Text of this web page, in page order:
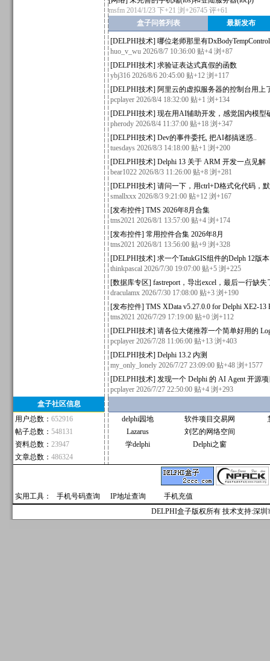
msfm 2014/1/23 下+21 浏+26745 评+61
盒子问答列表
最新发布
[DELPHI技术] 哪位老师那里有
huo_v_wu 2026/8/7 10:36:00 贴+4 浏+87
[DELPHI技术] 求验证表达式真假的函数
ybj316 2026/8/6 20:45:00 贴+12 浏+117
[DELPHI技术] 阿里云的虚拟服务器的控制台用上
pcplayer 2026/8/4 18:32:00 贴+1 浏+134
[DELPHI技术] 现在用AI辅助开发，感觉国内模型
pherody 2026/8/4 11:37:00 贴+18 浏+347
[DELPHI技术] Dev的事件委托, 把AI都搞迷惑..
tuesdays 2026/8/3 14:18:00 贴+1 浏+200
[DELPHI技术] Delphi 13 关于 ARM 开发一点见解
bear1022 2026/8/3 11:26:00 贴+8 浏+281
[DELPHI技术] 请问一下，用ctrl+D格式化代码，
smallxxx 2026/8/3 9:21:00 贴+12 浏+167
[发布控件] TMS 2026年8月合集
tms2021 2026/8/1 13:57:00 贴+4 浏+174
[发布控件] 常用控件合集 2026年8月
tms2021 2026/8/1 13:56:00 贴+9 浏+328
[DELPHI技术] 求一个TatukGIS组件的Delph 12版
thinkpascal 2026/7/30 19:07:00 贴+5 浏+225
[数据库专区] fastreport，导出excel，最后一行缺失
draculamx 2026/7/30 17:08:00 贴+3 浏+190
[发布控件] TMS XData v5.27.0.0 for Delphi XE2-13
tms2021 2026/7/29 17:19:00 贴+0 浏+112
[DELPHI技术] 请各位大佬推荐一个简单好用的
pcplayer 2026/7/28 11:06:00 贴+13 浏+403
[DELPHI技术] Delphi 13.2 内测
my_only_lonely 2026/7/27 23:09:00 贴+48 浏+1577
[DELPHI技术] 发现一个 Delphi 的 AI Agent 开源
pcplayer 2026/7/27 22:50:00 贴+4 浏+293
盒子社区信息
用户总数： 652916
帖子总数： 548131
资料总数： 23947
文章总数： 486324
delphi园地 软件项目交易网
Lazarus
刘艺的网络空间
学delphi
Delphi之窗
实用工具： 手机号码查询 IP地址查询
手机充值
DELPHI盒子版权所有 技术支持:深